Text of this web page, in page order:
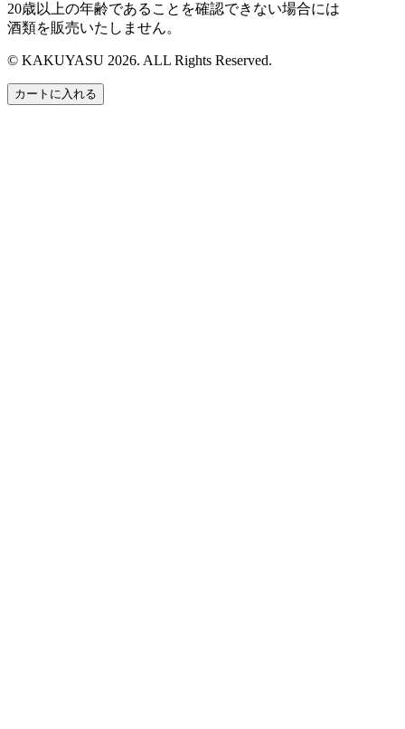
20歳以上の年齢であることを確認できない場合には
酒類を販売いたしません。
© KAKUYASU 2026. ALL Rights Reserved.
カートに入れる